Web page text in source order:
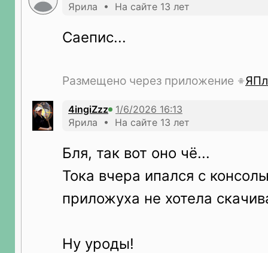
Ярила • На сайте 13 лет
Саепис...
Размещено через приложение
4ingiZzz
Ярила • На сайте 13 лет
Бля, так вот оно чё...
Тока вчера ипался с
приложуха не хотела
Ну уроды!